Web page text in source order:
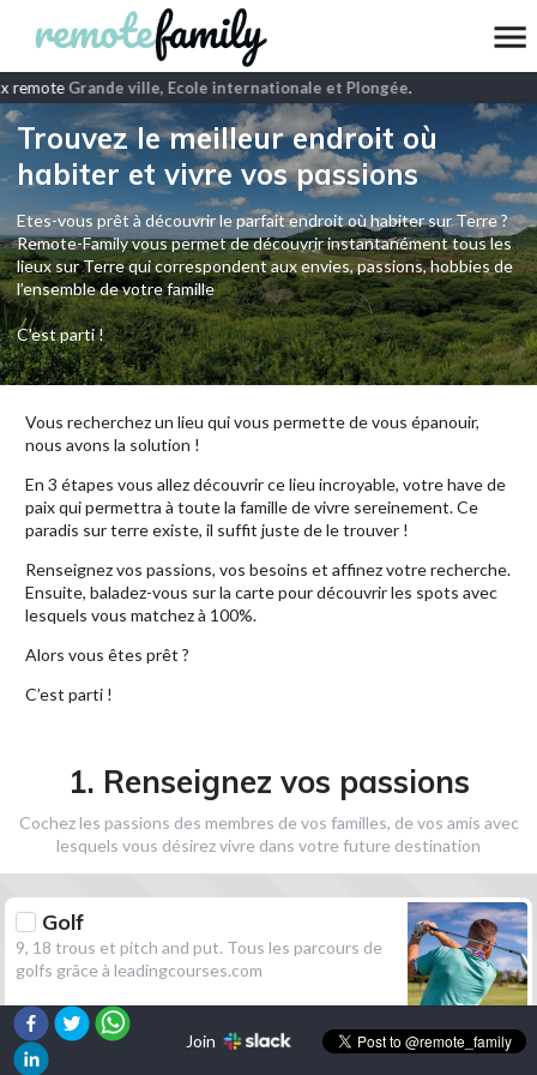
remoteGrande ville, Ecole internationale et Plongée.
Trouvez le meilleur endroit où
habiter et vivre vos passions
Etes-vous prêt à découvrir le parfait endroit où habiter sur Terre ?
Remote-Family vous permet de découvrir instantanément tous les
lieux sur Terre qui correspondent aux envies, passions, hobbies de
l’ensemble de votre famille
C'est parti !
Vous recherchez un lieu qui vous permette de vous épanouir,
nous avons la solution !
En 3 étapes vous allez découvrir ce lieu incroyable, votre have de
paix qui permettra à toute la famille de vivre sereinement. Ce
paradis sur terre existe, il suffit juste de le trouver !
Renseignez vos passions, vos besoins et affinez votre recherche.
Ensuite, baladez-vous sur la carte pour découvrir les spots avec
lesquels vous matchez à 100%.
Alors vous êtes prêt ?
C’est parti !
1. Renseignez vos passions
Cochez les passions des membres de vos familles, de vos amis avec
lesquels vous désirez vivre dans votre future destination
Golf
9, 18 trous et pitch and put. Tous les parcours de
golfs grâce à leadingcourses.com
Randonnée
Join